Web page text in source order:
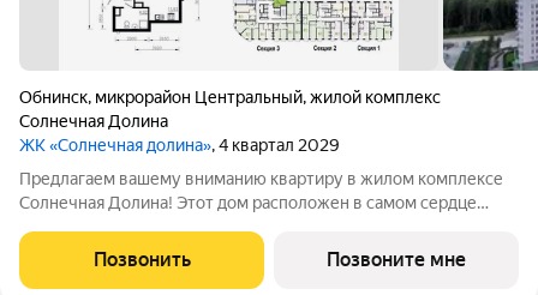
Обнинск, микрорайон Центральный,жилой комплекс
Солнечная Долина
ЖК «Солнечная долина», 4 квартал 2029
Предлагаем вашему вниманию квартиру в жилом комплексе
Солнечная Долина! Этот дом расположен в самом сердце
инфраструктуру Подъезды с консьерж-сервисом Детские
сады и зоны по возрастам Кафе и магазины на
Позвонить Позвоните мне